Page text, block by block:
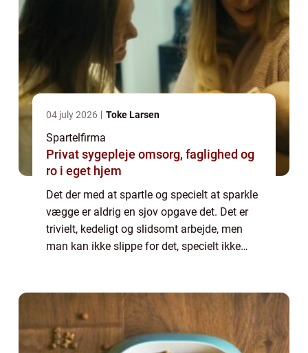
04 july 2026 Toke Larsen
Spartelfirma
Privat sygepleje omsorg, faglighed og
ro i eget hjem
Det der med at spartle og specielt at sparkle
vægge er aldrig en sjov opgave det. Det er
trivielt, kedeligt og slidsomt arbejde, men
man kan ikke slippe for det, specielt ikke